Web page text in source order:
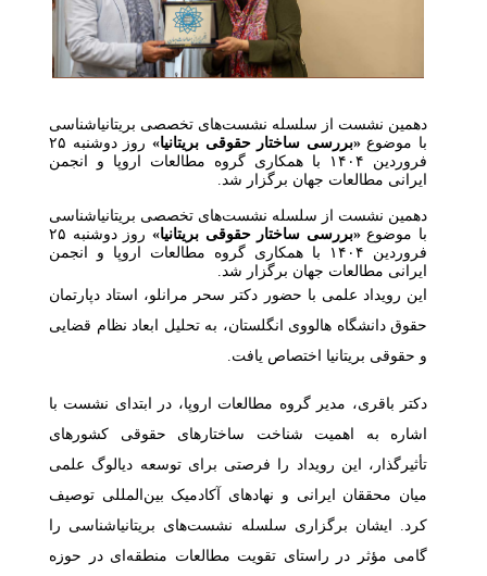
دهمین نشست از سلسله نشست‌های تخصصی بریتانیاشناسی
با موضوع«بررسی ساختار حقوقی بریتانیا»
روز دوشنبه ۲۵
فروردین ۱۴۰۴ با همکاری گروه مطالعات اروپا و انجمن
ایرانی مطالعات جهان برگزار شد.
دهمین نشست از سلسله نشست‌های تخصصی بریتانیاشناسی
با موضوع«بررسی ساختار حقوقی بریتانیا»
روز دوشنبه ۲۵
فروردین ۱۴۰۴ با همکاری گروه مطالعات اروپا و انجمن
ایرانی مطالعات جهان برگزار شد.
این رویداد علمی با حضور دکتر سحر مرانلو، استاد دپارتمان
حقوق دانشگاه هالووی انگلستان، به تحلیل ابعاد نظام قضایی
و حقوقی بریتانیا اختصاص یافت.
دکتر باقری، مدیر گروه مطالعات اروپا، در ابتدای نشست با
اشاره به اهمیت شناخت ساختارهای حقوقی کشورهای
تأثیرگذار، این رویداد را فرصتی برای توسعه دیالوگ علمی
میان محققان ایرانی و نهادهای آکادمیک بین‌المللی توصیف
کرد. ایشان برگزاری سلسله نشست‌های بریتانیاشناسی را
گامی مؤثر در راستای تقویت مطالعات منطقه‌ای در حوزه